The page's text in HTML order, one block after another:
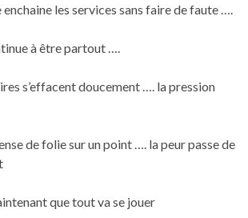
les services sans faire de faute ….
à être partout ….
s’effacent doucement …. la pression
de folie sur un point …. la peur passe de
que tout va se jouer